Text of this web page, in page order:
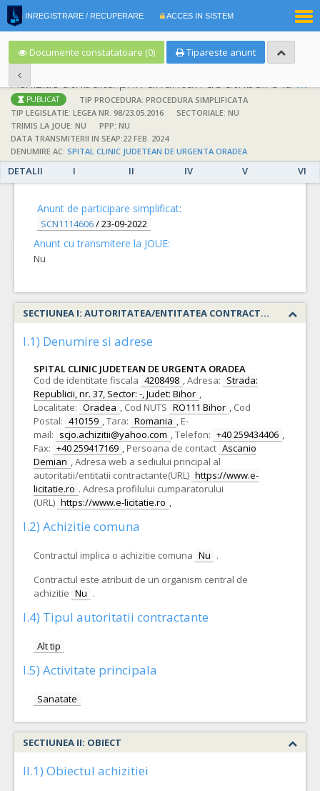
INREGISTRARE / RECUPERARE ACCES IN SISTEM
Documente constatatoare (0) Tipareste anunt
; Achizitie atribuita prin anunturi de atribuire la anuntul simplificat
PUBLICAT
TIP PROCEDURA: PROCEDURA SIMPLIFICATA
TIP LEGISLATIE: LEGEA NR. 98/23.05.2016
SECTORIALE: NU
TRIMIS LA JOUE: NU
PPP: NU
DATA TRANSMITERII IN SEAP:22 FEB. 2024
DENUMIRE AC: SPITAL CLINIC JUDETEAN DE URGENTA ORADEA
DETALII I II IV V VI
DETALII
Anunt de participare simplificat:
SCN1114606/23-09-2022
Anunt cu transmitere la JOUE:
Nu
SECTIUNEA I: AUTORITATEA/ENTITATEA CONTRACTANTA
I.1) Denumire si adrese
SPITAL CLINIC JUDETEAN DE URGENTA ORADEA
Cod de identitate fiscala 4208498 ,Adresa: Strada:
Republicii, nr. 37, Sector: -, Judet: Bihor ,
Localitate: Oradea , Cod NUTS RO111 Bihor , Cod
Postal: 410159 ,Tara: Romania , E-
mail: scjo.achizitii@yahoo.com ,Telefon: +40 259434406 ,
Fax: +40 259417169 , Persoana de contact Ascanio
Demian ,Adresa web a sediului principal al
autoritatii/entitatii contractante(URL) https://www.e-
licitatie.ro . Adresa profilului cumparatorului
(URL) https://www.e-licitatie.ro ,
I.2) Achizitie comuna
Contractul implica o achizitie comuna Nu .
Contractul este atribuit de un organism central de
achizitie Nu .
I.4) Tipul autoritatii contractante
Alt tip
I.5) Activitate principala
Sanatate
SECTIUNEA II: OBIECT
II.1) Obiectul achizitiei